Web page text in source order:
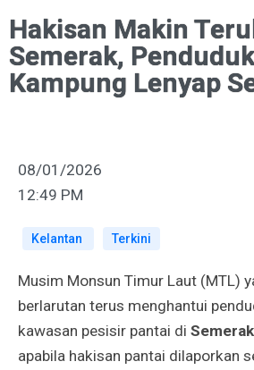
Hakisan Makin
Semerak,
Kampung Lenyap
08/01/2026
12:49 PM
Kelantan Terkini
Musim Monsun Timur Laut (MTL)
berlarutan terus menghantui
kawasan pesisir pantai di Semerak
apabila hakisan pantai dilaporkan